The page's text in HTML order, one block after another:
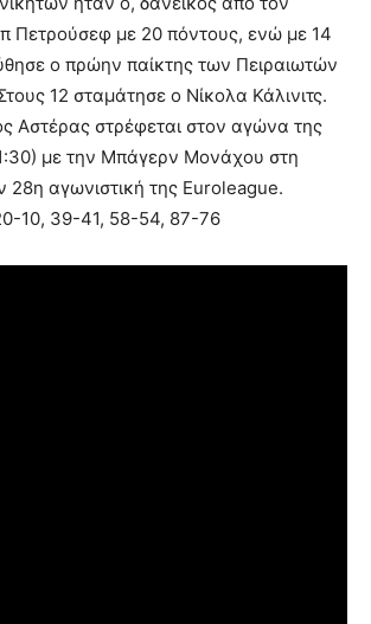
Πετρούσεφ με 20 πόντους, ενώ με 14
ο πρώην παίκτης των Πειραιωτών
12 σταμάτησε ο Νίκολα Κάλινιτς.
Αστέρας στρέφεται στον αγώνα της
με την Μπάγερν Μονάχου στη
28η αγωνιστική της Euroleague.
10, 39-41, 58-54, 87-76